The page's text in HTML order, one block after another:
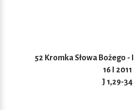
52 Kromka Słowa Bożego -
16 I 2011
J 1,29-34